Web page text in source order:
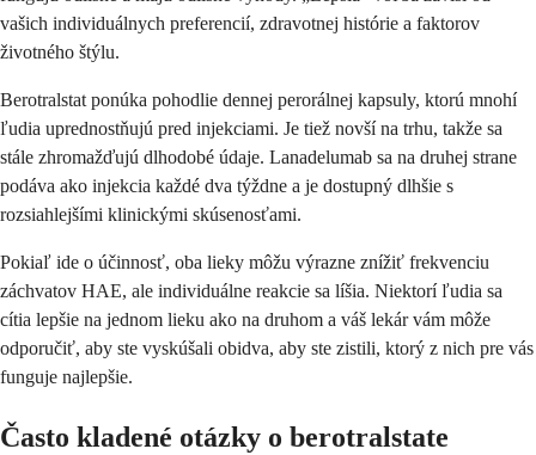
vašich individuálnych preferencií, zdravotnej histórie a faktorov
životného štýlu.
Berotralstat ponúka pohodlie dennej perorálnej kapsuly, ktorú mnohí
ľudia uprednostňujú pred injekciami. Je tiež novší na trhu, takže sa
stále zhromažďujú dlhodobé údaje. Lanadelumab sa na druhej strane
podáva ako injekcia každé dva týždne a je dostupný dlhšie s
rozsiahlejšími klinickými skúsenosťami.
Pokiaľ ide o účinnosť, oba lieky môžu výrazne znížiť frekvenciu
záchvatov HAE, ale individuálne reakcie sa líšia. Niektorí ľudia sa
cítia lepšie na jednom lieku ako na druhom a váš lekár vám môže
odporučiť, aby ste vyskúšali obidva, aby ste zistili, ktorý z nich pre vás
funguje najlepšie.
Často kladené otázky o berotralstate